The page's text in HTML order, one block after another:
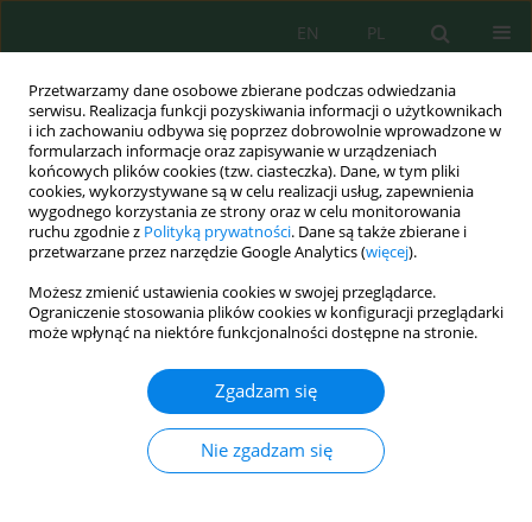
Przetwarzamy dane osobowe zbierane podczas odwiedzania
serwisu. Realizacja funkcji pozyskiwania informacji o użytkownikach
i ich zachowaniu odbywa się poprzez dobrowolnie wprowadzone w
formularzach informacje oraz zapisywanie w urządzeniach
końcowych plików cookies (tzw. ciasteczka). Dane, w tym pliki
cookies, wykorzystywane są w celu realizacji usług, zapewnienia
wygodnego korzystania ze strony oraz w celu monitorowania
ruchu zgodnie z Polityką prywatności. Dane są także zbierane i
przetwarzane przez narzędzie Google Analytics (więcej).
Możesz zmienić ustawienia cookies w swojej przeglądarce.
Ograniczenie stosowania plików cookies w konfiguracji przeglądarki
może wpłynąć na niektóre funkcjonalności dostępne na stronie.
Zgadzam się
Nie zgadzam się
PL
EN
AutorUrszula Aleksander-
Kwaterczak
Wastewater Treatment Methods for Effluents
from the Confectionery Industry – an Overview
Urszula Aleksander-Kwaterczak
J. Ecol. Eng. 2019; 20(9):293-304
https://doi.org/10.12911/22998993/112557